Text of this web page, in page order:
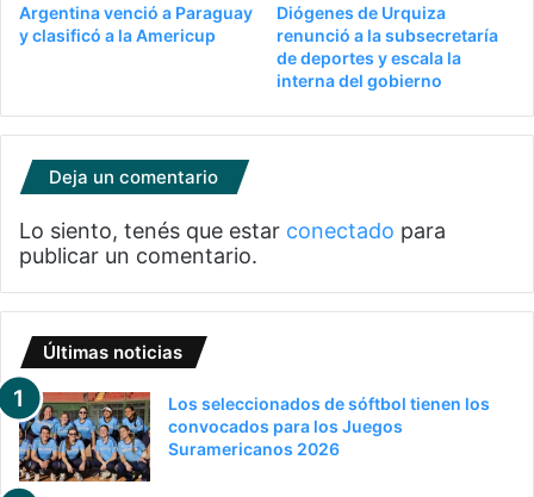
Argentina venció a Paraguay
y clasificó a la Americup
Diógenes de Urquiza
renunció a la subsecretaría
de deportes y escala la
interna del gobierno
Deja un comentario
Lo siento, tenés que estar conectado para
publicar un comentario.
Últimas noticias
Los seleccionados de sóftbol tienen los
convocados para los Juegos
Suramericanos 2026